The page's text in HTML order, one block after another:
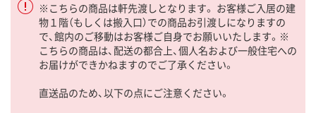
※こちらの商品は軒先渡しとなります。 お客様ご入居の建
物１階（もしくは搬入口）での商品お引渡しになりますの
で、館内のご移動はお客様ご自身でお願いいたします。※
こちらの商品は、配送の都合上、個人名および一般住宅への
お届けができかねますのでご了承ください。
直送品のため、以下の点にご注意ください。